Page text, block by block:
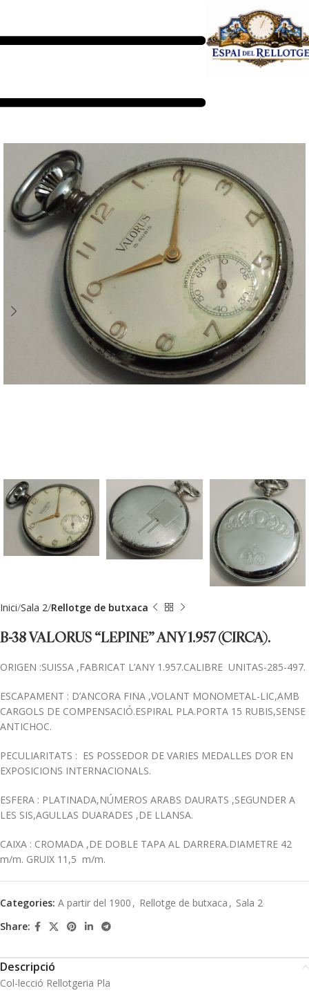
Inici Sala 2 Rellotge de butxaca
B-38 VALORUS “LEPINE” ANY 1.957 (CIRCA).
ORIGEN :SUISSA ,FABRICAT L’ANY 1.957.CALIBRE UNITAS-285-497.
ESCAPAMENT : D’ANCORA FINA ,VOLANT MONOMETAL-LIC,AMB
CARGOLS DE COMPENSACIÓ.ESPIRAL PLA.PORTA 15 RUBIS,SENSE
ANTICHOC.
PECULIARITATS : ES POSSEDOR DE VARIES MEDALLES D’OR EN
EXPOSICIONS INTERNACIONALS.
ESFERA : PLATINADA,NÚMEROS ARABS DAURATS ,SEGUNDER A
LES SIS,AGULLAS DUARADES ,DE LLANSA.
CAIXA : CROMADA ,DE DOBLE TAPA AL DARRERA.DIAMETRE 42
m/m. GRUIX 11,5 m/m.
Categories: A partir del 1900 , Rellotge de butxaca , Sala 2
Share:
Descripció
Col-lecció Rellotgeria Pla